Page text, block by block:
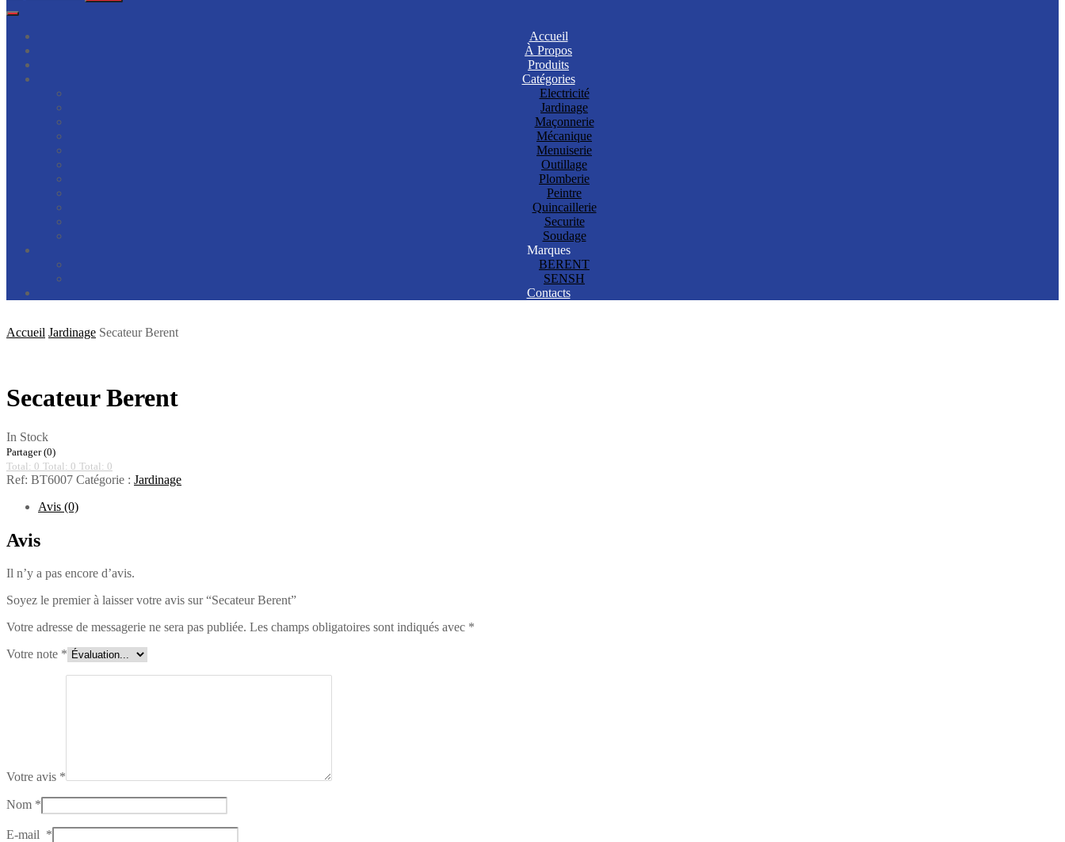
Accueil
À Propos
Produits
Catégories
Electricité
Jardinage
Maçonnerie
Mécanique
Menuiserie
Outillage
Plomberie
Peintre
Quincaillerie
Securite
Soudage
Marques
BERENT
SENSH
Contacts
Accueil Jardinage Secateur Berent
Secateur Berent
In Stock
Partager (0)
Total: 0 Total: 0 Total: 0
Ref: BT6007 Catégorie : Jardinage
Avis (0)
Avis
Il n’y a pas encore d’avis.
Soyez le premier à laisser votre avis sur “Secateur Berent”
Votre adresse de messagerie ne sera pas publiée. Les champs obligatoires sont indiqués avec *
Votre note *
Votre avis *
Nom *
E-mail *